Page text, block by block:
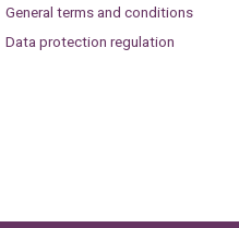
General terms and conditions
Data protection regulation